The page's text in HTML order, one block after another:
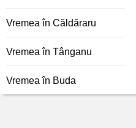
Vremea în Căldăraru
Vremea în Tânganu
Vremea în Buda